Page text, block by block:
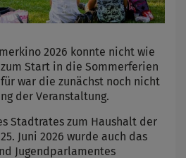
2026 konnte nicht wie
Start in die Sommerferien
war die zunächst noch nicht
der Veranstaltung.
Stadtrates zum Haushalt der
Juni 2026 wurde auch das
Jugendparlamentes